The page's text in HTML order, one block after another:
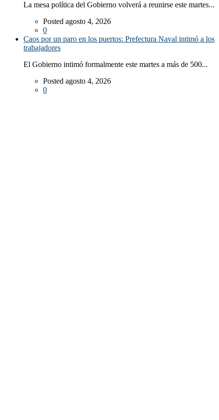
La mesa política del Gobierno volverá a reunirse este martes...
Posted agosto 4, 2026
0
Caos por un paro en los puertos: Prefectura Naval intimó a los
trabajadores
El Gobierno intimó formalmente este martes a más de 500...
Posted agosto 4, 2026
0